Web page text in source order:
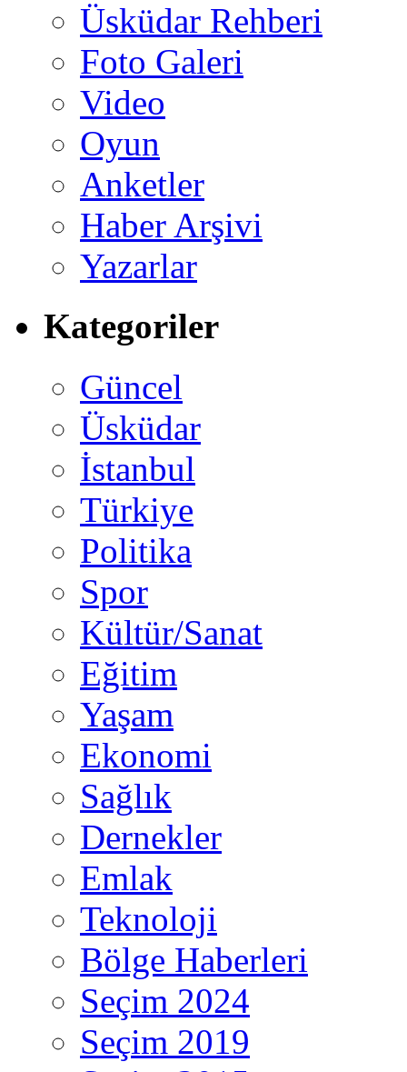
Üsküdar Rehberi
Foto Galeri
Video
Oyun
Anketler
Haber Arşivi
Yazarlar
Kategoriler
Güncel
Üsküdar
İstanbul
Türkiye
Politika
Spor
Kültür/Sanat
Eğitim
Yaşam
Ekonomi
Sağlık
Dernekler
Emlak
Teknoloji
Bölge Haberleri
Seçim 2024
Seçim 2019